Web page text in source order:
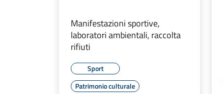
Manifestazioni sportive,
laboratori ambientali, raccolta
rifiuti
Sport
Patrimonio culturale